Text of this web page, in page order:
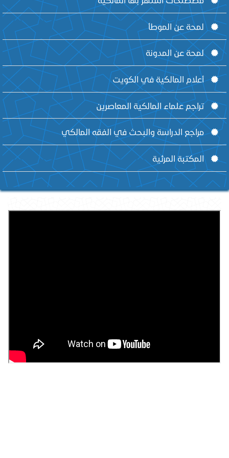
لمحة عن الموطأ
لمحة عن المدونة
أعلام المالكية في الكويت
تراجم علماء المالكية المعاصرين
مراجع الدراسة والبحث في الفقه المالكي
المكتبة المرئية